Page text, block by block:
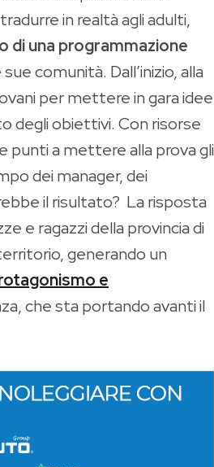
in realtà agli adulti,
di una programmazione
comunità. Dall’inizio, alla
per mettere in gara idee
degli obiettivi. Con risorse
punti a mettere alla prova gli
dei manager, dei
il risultato? La risposta
e ragazzi della provincia di
generando un
e
che sta portando avanti il